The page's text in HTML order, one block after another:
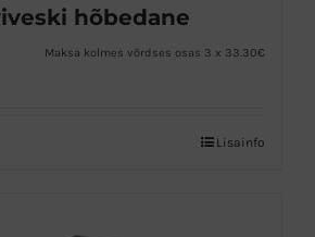
hõbedane
Maksa kolmes võrdses osas 3 x 33.30€
Lisainfo